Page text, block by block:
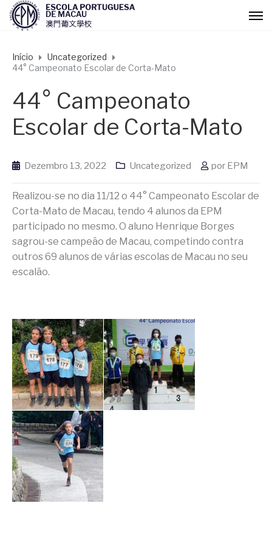
Início
Uncategorized
44° Campeonato Escolar de Corta-Mato
44° Campeonato
Escolar de Corta-Mato
Dezembro 13, 2022 Uncategorized por EPM
Realizou-se no dia 11/12 o 44° Campeonato Escolar de
Corta-Mato de Macau, tendo 4 alunos da EPM
participado no mesmo. O aluno Henrique Borges
sagrou-se campeão de Macau, competindo contra
outros 69 alunos de várias escolas de Macau no seu
escalão.